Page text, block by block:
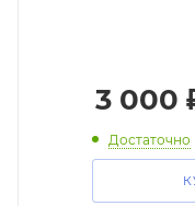
3 000
Достаточно